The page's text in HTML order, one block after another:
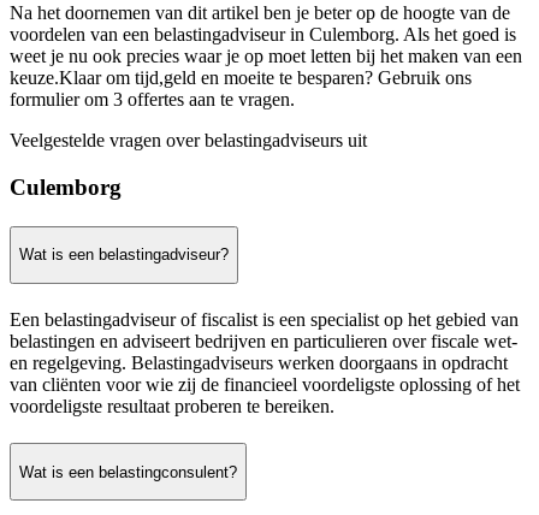
Na het doornemen van dit artikel ben je beter op de hoogte van de
voordelen van een belastingadviseur in Culemborg. Als het goed is
weet je nu ook precies waar je op moet letten bij het maken van een
keuze.Klaar om tijd,geld en moeite te besparen? Gebruik ons
formulier om 3 offertes aan te vragen.
Veelgestelde vragen over belastingadviseurs uit
Culemborg
Wat is een belastingadviseur?
Een belastingadviseur of fiscalist is een specialist op het gebied van
belastingen en adviseert bedrijven en particulieren over fiscale wet-
en regelgeving. Belastingadviseurs werken doorgaans in opdracht
van cliënten voor wie zij de financieel voordeligste oplossing of het
voordeligste resultaat proberen te bereiken.
Wat is een belastingconsulent?